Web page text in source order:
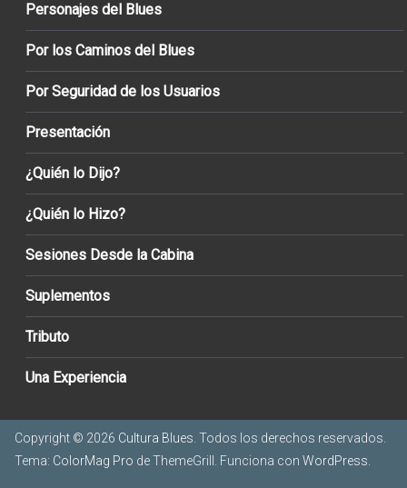
Personajes del Blues
Por los Caminos del Blues
Por Seguridad de los Usuarios
Presentación
¿Quién lo Dijo?
¿Quién lo Hizo?
Sesiones Desde la Cabina
Suplementos
Tributo
Una Experiencia
Copyright © 2026 Cultura Blues . Todos los derechos reservados.
Tema: ColorMag Pro de ThemeGrill. Funciona con WordPress